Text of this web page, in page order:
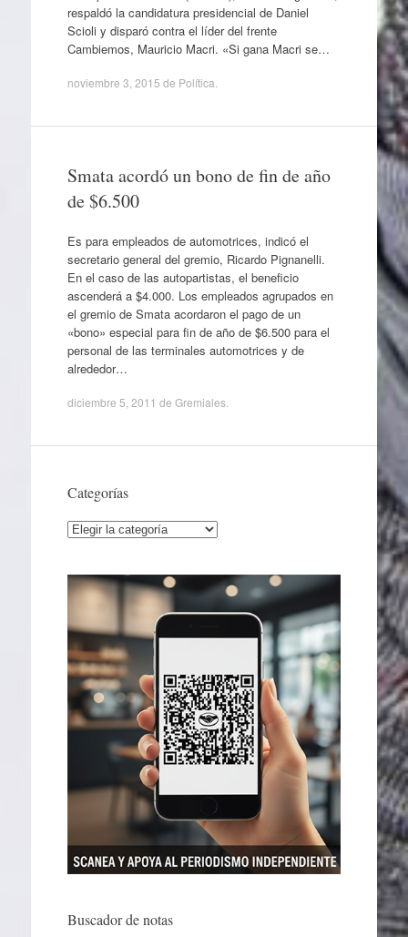
respaldó la candidatura presidencial de Daniel
Scioli y disparó contra el líder del frente
Cambiemos, Mauricio Macri. «Si gana Macri se…
noviembre 3, 2015 de Política
Smata acordó un bono de fin de año
de $6.500
Es para empleados de automotrices, indicó el
secretario general del gremio, Ricardo Pignanelli.
En el caso de las autopartistas, el beneficio
ascenderá a $4.000. Los empleados agrupados en
el gremio de Smata acordaron el pago de un
«bono» especial para fin de año de $6.500 para el
personal de las terminales automotrices y de
alrededor…
diciembre 5, 2011 de Gremiales.
Categorías
Categorías
Buscador de notas